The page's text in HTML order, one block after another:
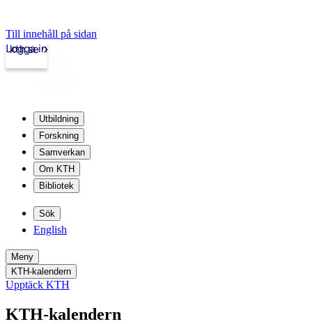
Till innehåll på sidan
kth.se
Logga in
Utbildning
Forskning
Samverkan
Om KTH
Bibliotek
Sök
English
Meny
KTH-kalendern
Upptäck KTH
KTH-kalendern